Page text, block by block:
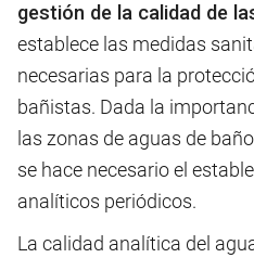
gestión de la calidad de
establece las medidas
necesarias para la
bañistas. Dada la
las zonas de aguas de
se hace necesario el
analíticos periódicos.
La calidad analítica del